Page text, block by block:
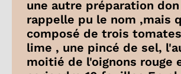
une autre préparation
rappelle pu le nom ,mais
composé de trois
lime , une pincé de sel,
moitié de l'oignons rouge